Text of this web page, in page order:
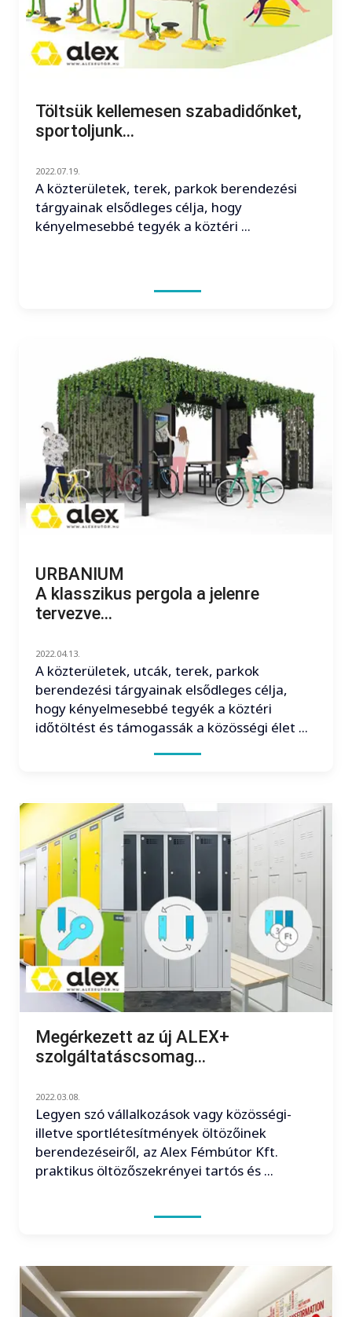
Töltsük kellemesen szabadidőnket,
sportoljunk...
2022.07.19.
A közterületek, terek, parkok berendezési
tárgyainak elsődleges célja, hogy
kényelmesebbé tegyék a köztéri ...
URBANIUM
A klasszikus pergola a jelenre
tervezve...
2022.04.13.
A közterületek, utcák, terek, parkok
berendezési tárgyainak elsődleges célja,
hogy kényelmesebbé tegyék a köztéri
időtöltést és támogassák a közösségi élet ...
Megérkezett az új ALEX+
szolgáltatáscsomag...
2022.03.08.
Legyen szó vállalkozások vagy közösségi-
illetve sportlétesítmények öltözőinek
berendezéseiről, az Alex Fémbútor Kft.
praktikus öltözőszekrényei tartós és ...